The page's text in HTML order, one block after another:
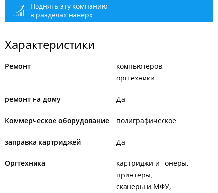
+7 914 790-24-80
По предварительному звонкусегодня закрыто
Поднять эту компанию
в разделах наверх
Характеристики
Ремонт
компьютеров
оргтехники
ремонт на дому Да
Коммерческое оборудование полиграфическое
заправка картриджей Да
Оргтехника
картриджи и тонеры
принтеры
сканеры и МФУ